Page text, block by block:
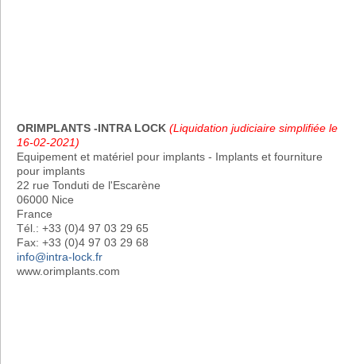
ORIMPLANTS -INTRA LOCK (Liquidation judiciaire simplifiée le
16-02-2021)
Equipement et matériel pour implants - Implants et fourniture
pour implants
22 rue Tonduti de l'Escarène
06000 Nice
France
Tél.: +33 (0)4 97 03 29 65
Fax: +33 (0)4 97 03 29 68
info@intra-lock.fr
www.orimplants.com